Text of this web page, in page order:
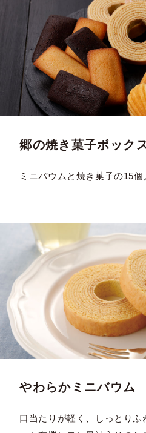
郷の焼き菓子ボック
ミニバウムと焼き菓子の15個
やわらかミニバウム
口当たりが軽く、しっとり